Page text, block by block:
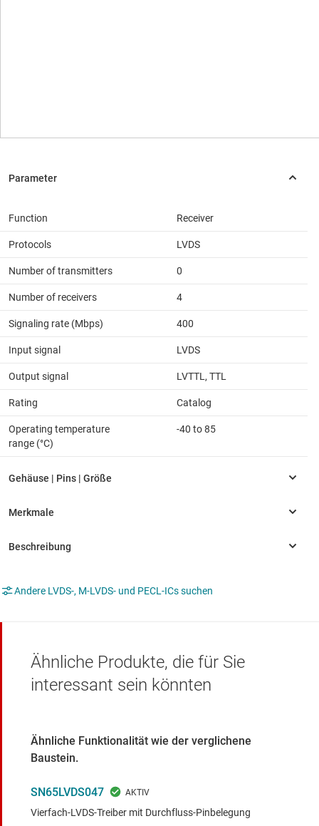
Function Receiver
Protocols LVDS
Number of transmitters 0
Number of receivers 4
Signaling rate (Mbps) 400
Input signal LVDS
Output signal LVTTL, TTL
Rating Catalog
Operating temperature
range (°C)
-40 to 85
Andere LVDS-, M-LVDS- und PECL-ICs suchen
Ähnliche Produkte, die für Sie
interessant sein könnten
Ähnliche Funktionalität wie der verglichene
Baustein.
SN65LVDS047
Vierfach-LVDS-Treiber mit Durchfluss-Pinbelegung